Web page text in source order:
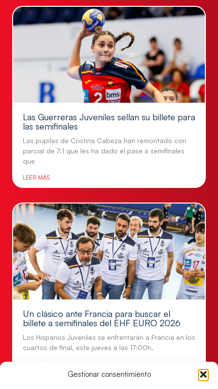
Gestionar consentimiento
Las Guerreras Juveniles sellan su billete para
las semifinales
Las pupilas de Cristina Cabeza han remontado con
parcial de 7:1 que les ha dado el pase a semifinales
que
LEER MÁS
Un clásico ante Francia para buscar el
billete a semifinales del EHF EURO 2026
Los Hispanos Juveniles se enfrentarán a Francia en los
cuartos de final, este jueves a las 17:00h.
LEER MÁS